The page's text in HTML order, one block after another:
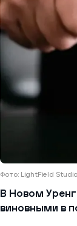
Фото: LightField
В Новом
виновными в